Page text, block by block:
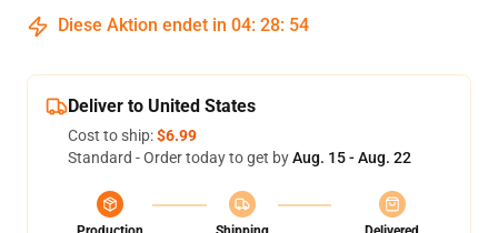
Diese Aktion endet in 04: 28: 53
Deliver to United States
Cost to ship:$6.99
Standard - Order today to get byAug. 15 - Aug. 22